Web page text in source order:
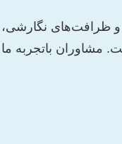
و ظرافت‌های
باتجربه ما